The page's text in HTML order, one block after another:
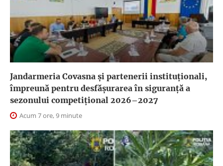
Jandarmeria Covasna și partenerii instituționali,
împreună pentru desfășurarea în siguranță a
sezonului competițional 2026–2027
Acum 7 ore, 9 minute